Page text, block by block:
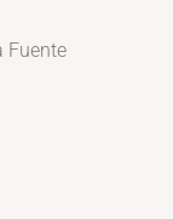
Fuente